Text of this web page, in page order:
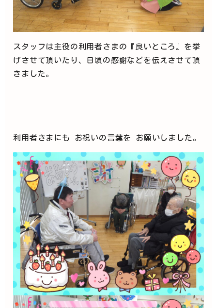
スタッフは主役の利用者さまの『良いところ』を挙
げさせて頂いたり、日頃の感謝などを伝えさせて頂
きました。
利用者さまにも お祝いの言葉を お願いしました。